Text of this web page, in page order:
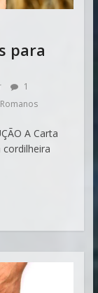
para
1
Romanos
A Carta